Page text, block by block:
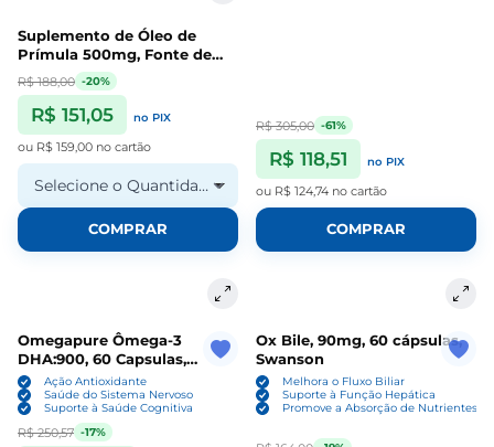
Suplemento de Óleo de
Prímula 500mg, Fonte de
GLA para Suporte Hormonal
e Saúde da Pele, Cápsulas,
Now
R$ 188,00 -20%
R$ 151,05 no PIX
ou R$ 159,00 no cartão
Selecione o Quantidade
COMPRAR
R$ 305,00 -61%
R$ 118,51 no PIX
ou R$ 124,74 no cartão
COMPRAR
Omegapure Ômega-3
DHA:900, 60 Capsulas,
500mg - Biobalance
Ação Antioxidante
Saúde do Sistema Nervoso
Suporte à Saúde Cognitiva
R$ 250,57 -17%
Ox Bile, 90mg, 60 cápsulas,
Swanson
Melhora o Fluxo Biliar
Suporte à Função Hepática
Promove a Absorção de Nutrientes